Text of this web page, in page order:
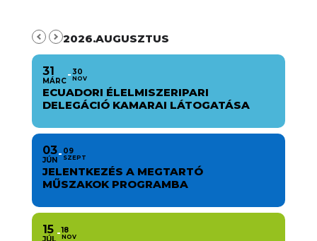
2026.AUGUSZTUS
31
MÁRC
30
NOV
ECUADORI ÉLELMISZERIPARI
DELEGÁCIÓ KAMARAI LÁTOGATÁSA
03
JÚN
09
SZEPT
JELENTKEZÉS A MEGTARTÓ
MŰSZAKOK PROGRAMBA
15
JÚL
18
NOV